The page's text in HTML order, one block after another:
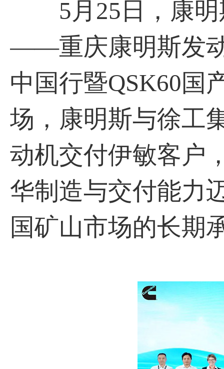
5月25日，康明
——重庆康明斯发
中国行暨QSK60国
场，康明斯与徐工
动机交付伊敏客户
华制造与交付能力
国矿山市场的长期